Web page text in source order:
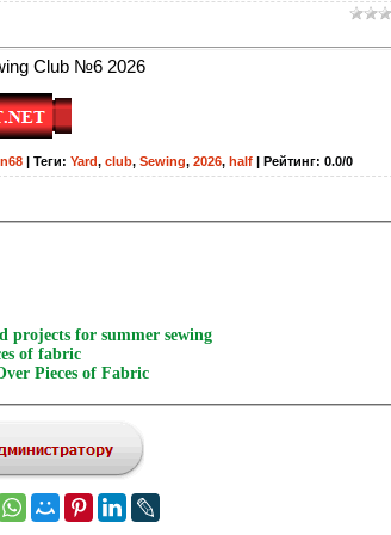
Club №6 2026
Теги: Yard, club, Sewing, 2026, half Рейтинг: 0.0/0
projects for summer sewing
of fabric
Pieces of Fabric